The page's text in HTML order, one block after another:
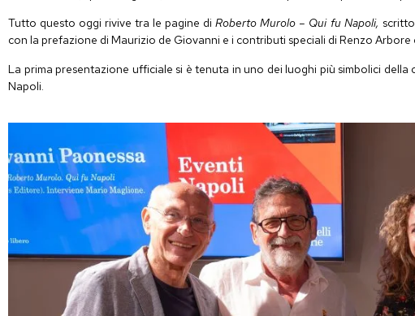
Tutto questo oggi rivive tra le pagine di Roberto Murolo – Qui fu Napoli,
con la prefazione di Maurizio de Giovanni e i contributi speciali di Renzo Arbore
La prima presentazione ufficiale si è tenuta in uno dei luoghi più simbolici
Napoli.